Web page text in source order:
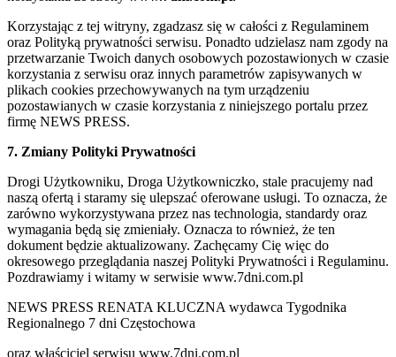
Korzystając z tej witryny, zgadzasz się w całości z Regulaminem
oraz Polityką prywatności serwisu. Ponadto udzielasz nam zgody na
przetwarzanie Twoich danych osobowych pozostawionych w czasie
korzystania z serwisu oraz innych parametrów zapisywanych w
plikach cookies przechowywanych na tym urządzeniu
pozostawianych w czasie korzystania z niniejszego portalu przez
firmę NEWS PRESS.
7. Zmiany Polityki Prywatności
Drogi Użytkowniku, Droga Użytkowniczko, stale pracujemy nad
naszą ofertą i staramy się ulepszać oferowane usługi. To oznacza, że
zarówno wykorzystywana przez nas technologia, standardy oraz
wymagania będą się zmieniały. Oznacza to również, że ten
dokument będzie aktualizowany. Zachęcamy Cię więc do
okresowego przeglądania naszej Polityki Prywatności i Regulaminu.
Pozdrawiamy i witamy w serwisie www.7dni.com.pl
NEWS PRESS RENATA KLUCZNA wydawca Tygodnika
Regionalnego 7 dni Częstochowa
oraz właściciel serwisu www.7dni.com.pl